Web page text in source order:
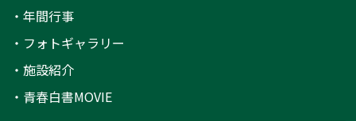
・年間行事
・ フォトギャラリー
・施設紹介
・ 青春白書MOVIE